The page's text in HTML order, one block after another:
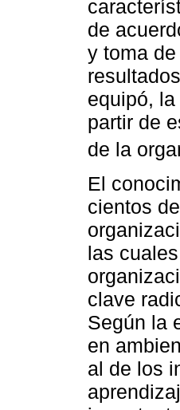
de
y toma
equipó,
partir de
de la
El
cientos
las
clave
Según la
en
al de los